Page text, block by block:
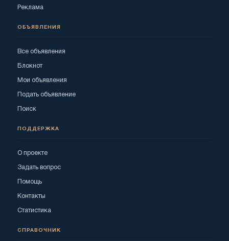
Реклама
ОБЪЯВЛЕНИЯ
Все объявления
Блокнот
Мои объявления
Подать объявление
Поиск
ПОДДЕРЖКА
О проекте
Задать вопрос
Помощь
Контакты
Статистика
СПРАВОЧНИК